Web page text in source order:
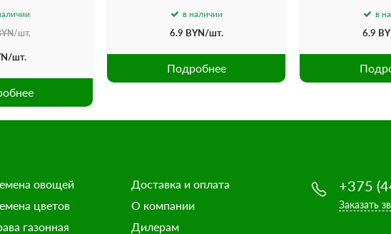
/шт.
/шт.
в наличии
6.9 BYN/шт.
Подробнее
в
6.9
овощей
цветов
газонная
Доставка и оплата
О компании
Дилерам
+375
Заказать